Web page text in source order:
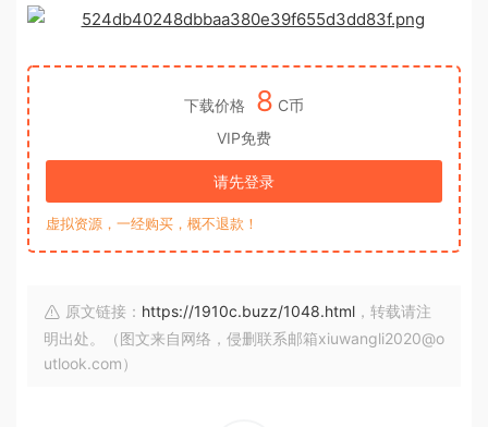
下载价格 8 C币
VIP免费
请先登录
虚拟资源，一经购买，概不退款！
原文链接： https://1910c.buzz/1048.html ，转载请注
明出处。（图文来自网络，侵删联系邮箱xiuwangli2020@o
utlook.com）